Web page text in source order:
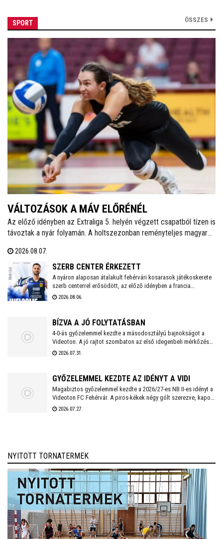
SPORT ÖSSZES
VÁLTOZÁSOK A MÁV ELŐRÉNÉL
Az előző idényben az Extraliga 5. helyén végzett csapatból tízen is
távoztak a nyár folyamán. A holtszezonban reményteljes magyar
erősödött az együttes, melynek szakmai munkájáért a 2026/2027-
es évadban is Kaszap Tamás felel.
2026.08.07.
SZERB CENTER ÉRKEZETT
A nyáron alaposan átalakult fehérvári kosarasok játékoskerete
szerb centerrel erősödött, az előző idényben a francia
másodosztályban kosárlabdázó Mladen Vujics érkezik a
csapat munkáját.
2026.08.06.
BÍZVA A JÓ FOLYTATÁSBAN
4-0-ás győzelemmel kezdte a másodosztályú bajnokságot a
Videoton. A jó rajtot szombaton az első idegenbeli mérkőzés
követi, a tavaly még NB I-es Kazincbarcika otthonában.
2026.07.31.
GYŐZELEMMEL KEZDTE AZ IDÉNYT A VIDI
Magabiztos győzelemmel kezdte a 2026/27-es NB II-es idényt a
Videoton FC Fehérvár. A piros-kékek négy gólt szerezve, kapott
találat nélkül múlták felül a tavalyi szezon negyedik
2026.07.27.
NYITOTT TORNATERMEK